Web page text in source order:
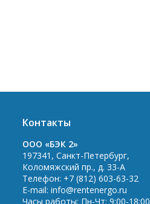
Контакты
OOO «БЭК 2»
197341 , Санкт-Петербург,
Коломяжский пр., д. 33-А
Телефон: +7 (812) 603-63-32
E-mail: info@rentenergo.ru
Часы работы: Пн-Чт: 9:00-18:00